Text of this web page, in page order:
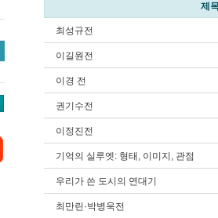
제
최성규전
이길원전
이경 전
권기수전
이정진전
기억의 실루엣: 형태, 이미지, 관점
우리가 쓴 도시의 연대기
최만린·박병욱전